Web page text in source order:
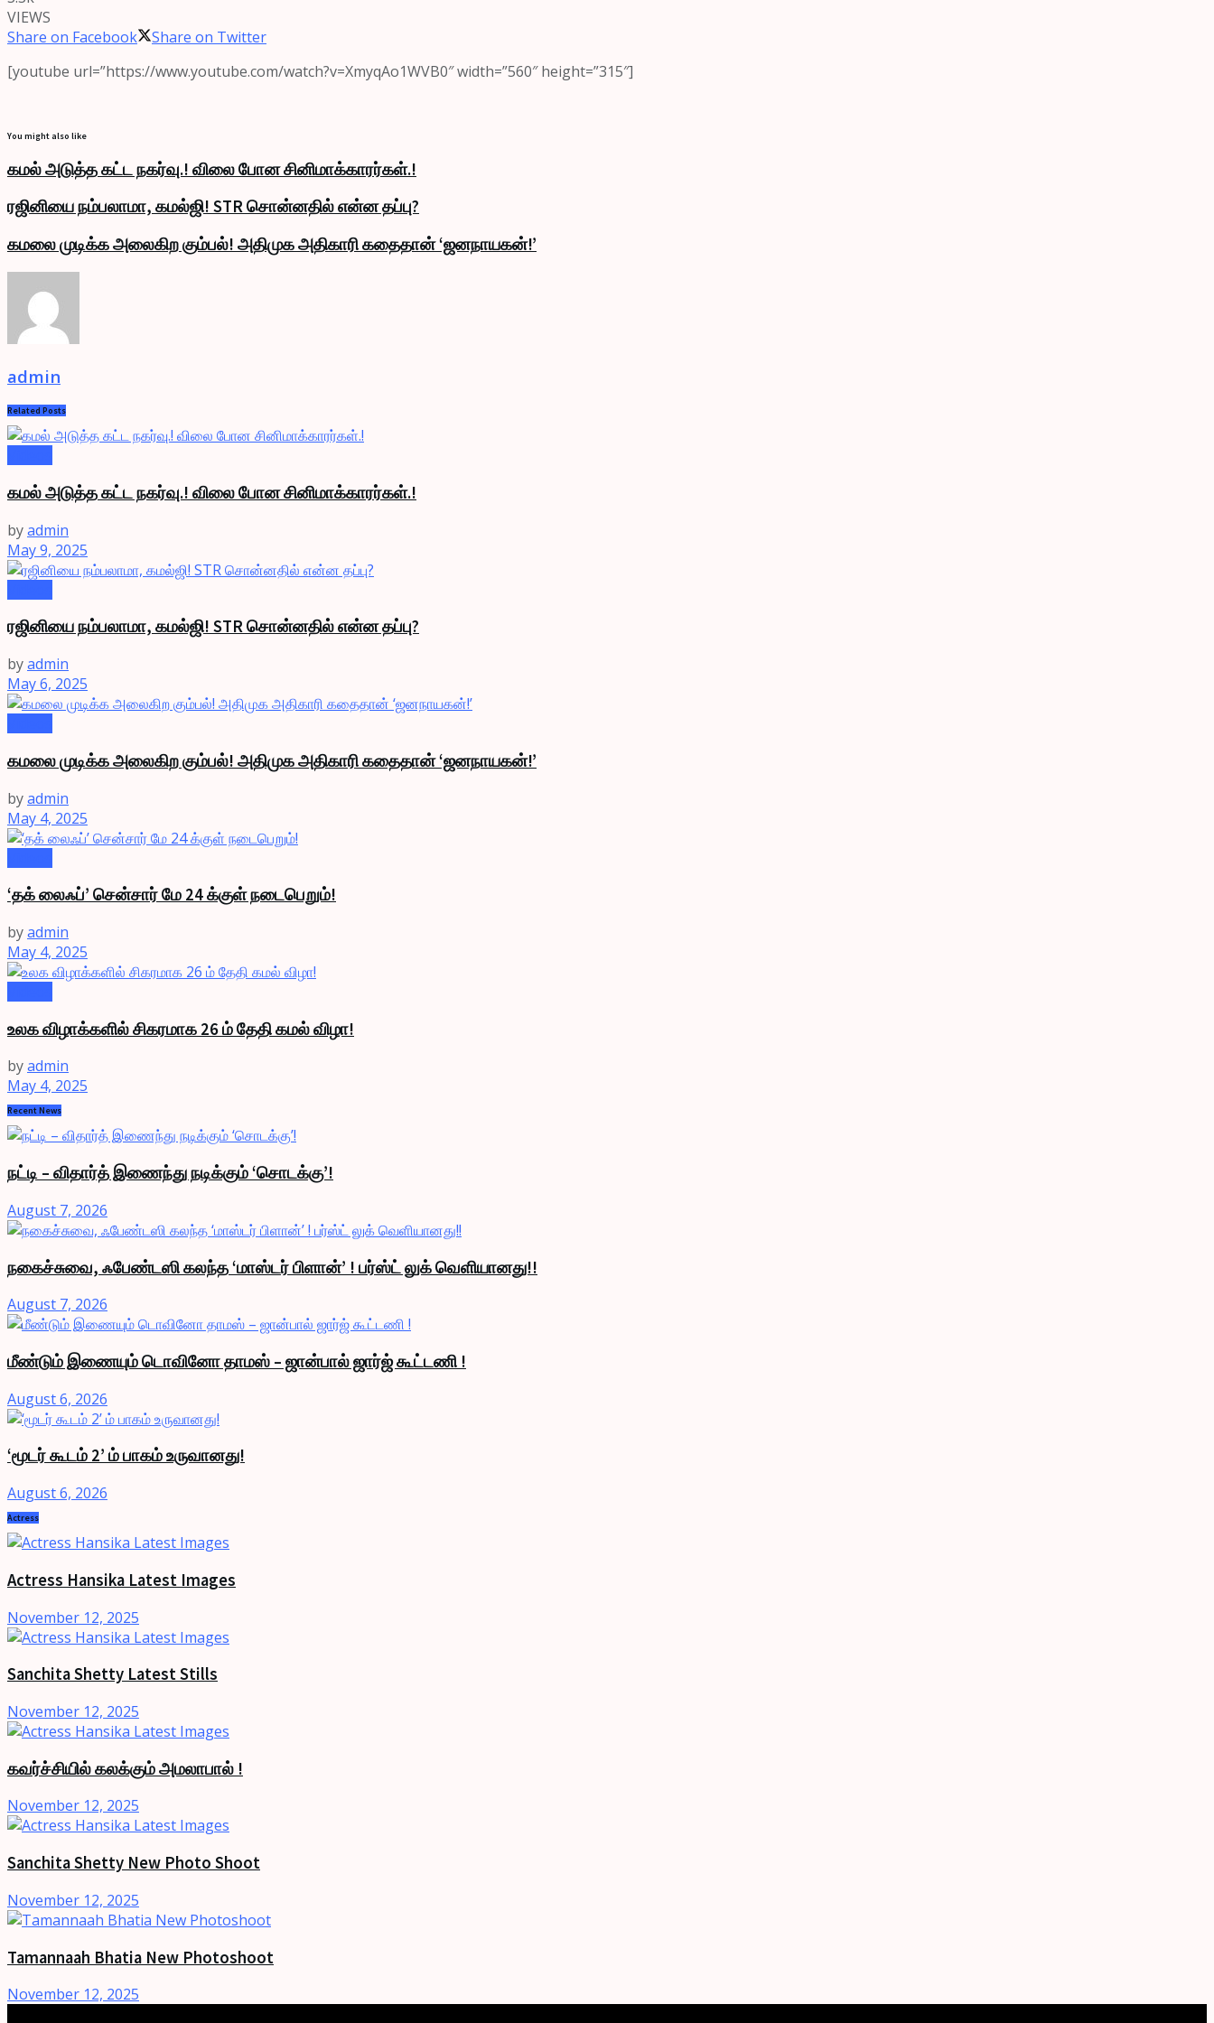
VIEWS
Share on Facebook
Share on Twitter
[youtube url=”https://www.youtube.com/watch?v=XmyqAo1WVB0″ width=”560″ height=”315″]
You might also like
கமல் அடுத்த கட்ட நகர்வு.! விலை போன சினிமாக்காரர்கள்.!
ரஜினியை நம்பலாமா, கமல்ஜி! STR சொன்னதில் என்ன தப்பு?
கமலை முடிக்க அலைகிற கும்பல்! அதிமுக அதிகாரி கதைதான் ‘ஜனநாயகன்!’
admin
Related Posts
கமல் அடுத்த கட்ட நகர்வு.! விலை போன சினிமாக்காரர்கள்.!
byadmin
May 9, 2025
ரஜினியை நம்பலாமா, கமல்ஜி! STR சொன்னதில் என்ன தப்பு?
byadmin
May 6, 2025
கமலை முடிக்க அலைகிற கும்பல்! அதிமுக அதிகாரி கதைதான் ‘ஜனநாயகன்!’
byadmin
May 4, 2025
‘தக் லைஃப்’ சென்சார் மே 24 க்குள் நடைபெறும்!
byadmin
May 4, 2025
உலக விழாக்களில் சிகரமாக 26 ம் தேதி கமல் விழா!
byadmin
May 4, 2025
Recent News
நட்டி – விதார்த் இணைந்து நடிக்கும் ‘சொடக்கு’!
August 7, 2026
நகைச்சுவை, ஃபேண்டஸி கலந்த ‘மாஸ்டர் பிளான்’ ! பர்ஸ்ட் லுக் வெளியானது!!
August 7, 2026
மீண்டும் இணையும் டொவினோ தாமஸ் – ஜான்பால் ஜார்ஜ் கூட்டணி !
August 6, 2026
‘மூடர் கூடம் 2’ ம் பாகம் உருவானது!
August 6, 2026
Actress
Actress Hansika Latest Images
November 12, 2025
Sanchita Shetty Latest Stills
November 12, 2025
கவர்ச்சியில் கலக்கும் அமலாபால் !
November 12, 2025
Sanchita Shetty New Photo Shoot
November 12, 2025
Tamannaah Bhatia New Photoshoot
November 12, 2025